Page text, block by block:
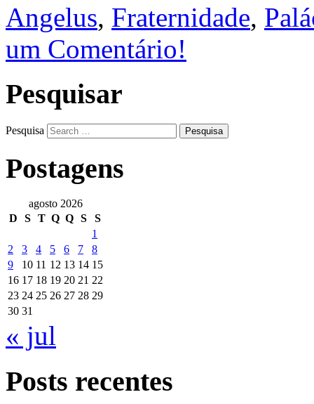
Angelus, Fraternidade,
um Comentário!
Pesquisar
Pesquisa
Postagens
agosto 2026
D
S T Q Q S
S
1
2
3 4 5 6 7
8
9
10 11 12 13 14 15
16 17 18 19 20 21 22
23 24 25 26 27 28 29
30 31
« jul
Posts recentes